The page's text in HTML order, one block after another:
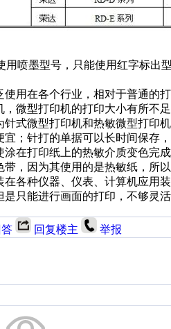
用喷墨型号，只能使用红字标出
用在各个行业，相对于普通的
微型打印机的打印大小有所不
式微型打印机和热敏微型打印
；针打的单据可以长时间保存
在打印纸上的热敏介质变色完
带，因为其使用的是热敏纸，所
在各种仪器、仪表、计算机应用
只能进行画面的打印，不够灵
回复楼主 举报